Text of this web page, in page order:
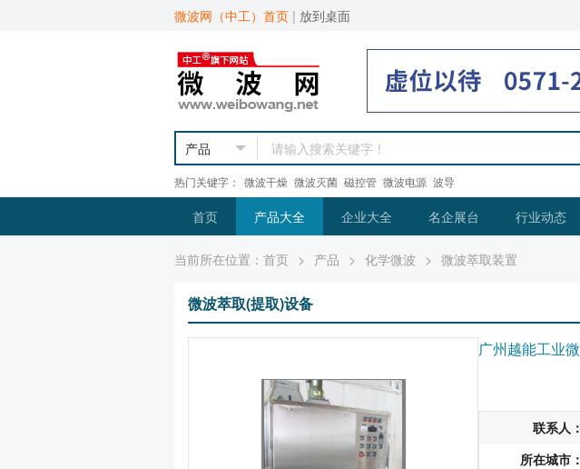
微波网（中工）首页 | 放到桌面
热门关键字： 微波干燥 微波灭菌 磁控管 微波电源 波导
首页 产品大全 企业大全 名企展台 行业动态
当前所在位置： 首页 > 产品 > 化学微波 > 微波萃取装置
微波萃取(提取)设备
广州越能工业
联系人：
所在城市：